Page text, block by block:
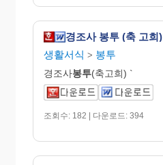
경조사 봉투 (축 고희)
생활서식 > 봉투
경조사봉투(축고희) `
조회수: 182 | 다운로드: 394